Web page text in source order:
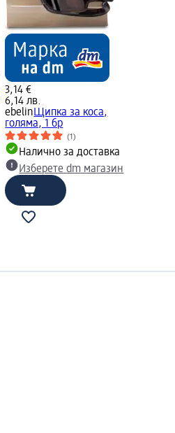
3,14 €
6,14 лв.
ebelinЩипка за коса,
голяма, 1 бр
(1)
Налично за доставка
Изберете dm магазин